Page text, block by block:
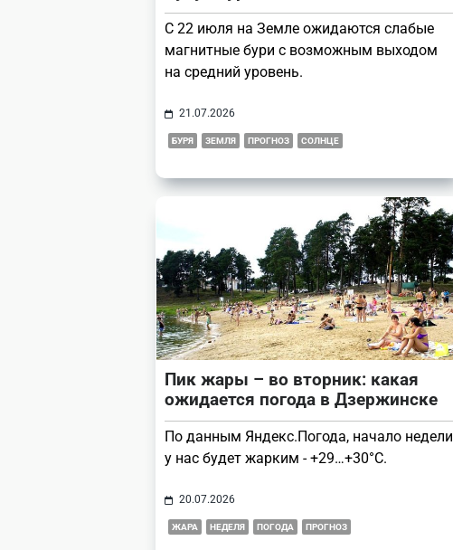
С 22 июля на Земле ожидаются слабые
магнитные бури с возможным выходом
на средний уровень.
21.07.2026
БУРЯ ЗЕМЛЯ ПРОГНОЗ СОЛНЦЕ
Пик жары – во вторник: какая
ожидается погода в Дзержинске
По данным Яндекс.Погода, начало недели
у нас будет жарким - +29…+30°С.
20.07.2026
ЖАРА НЕДЕЛЯ ПОГОДА ПРОГНОЗ